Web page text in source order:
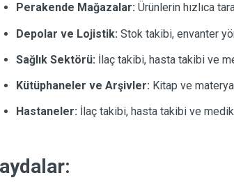
Perakende Mağazalar: Ürünlerin hızlıca
Depolar ve Lojistik: Stok takibi, envanter
Sağlık Sektörü: İlaç takibi, hasta takibi ve
Kütüphaneler ve Arşivler: Kitap ve
Hastaneler: İlaç takibi, hasta takibi ve